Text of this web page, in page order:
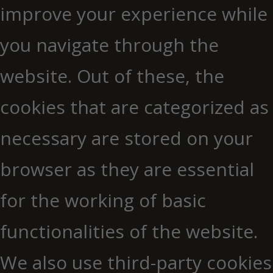
improve your experience while
you navigate through the
website. Out of these, the
cookies that are categorized as
necessary are stored on your
browser as they are essential
for the working of basic
functionalities of the website.
We also use third-party cookies